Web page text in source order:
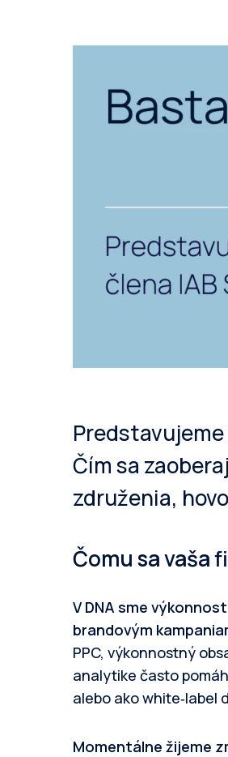
Čím sa
združenia,
Čomu sa vaša
V DNA sme
brandovým
PPC, výkonnostný
analytike často
alebo ako white‑label
Momentálne žijeme